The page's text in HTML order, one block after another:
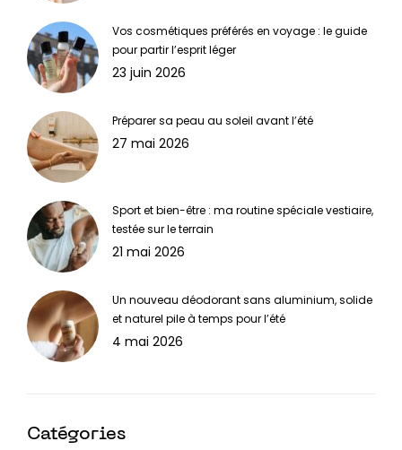
Vos cosmétiques préférés en voyage : le guide
pour partir l’esprit léger
23 juin 2026
Préparer sa peau au soleil avant l’été
27 mai 2026
Sport et bien-être : ma routine spéciale vestiaire,
testée sur le terrain
21 mai 2026
Un nouveau déodorant sans aluminium, solide
et naturel pile à temps pour l’été
4 mai 2026
Catégories